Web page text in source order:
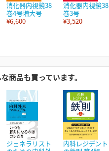
消化器内視鏡38
巻4号増大号
¥6,600
消化器内視鏡38
巻3号
¥3,520
商品も買っています。
ジェネラリスト
内科レジデント